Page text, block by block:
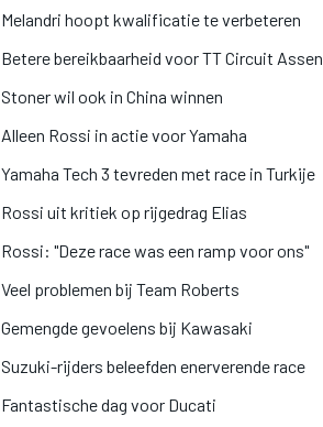
Melandri hoopt kwalificatie te verbeteren
Betere bereikbaarheid voor TT Circuit Assen
Stoner wil ook in China winnen
Alleen Rossi in actie voor Yamaha
Yamaha Tech 3 tevreden met race in Turkije
Rossi uit kritiek op rijgedrag Elias
Rossi: "Deze race was een ramp voor ons"
Veel problemen bij Team Roberts
Gemengde gevoelens bij Kawasaki
Suzuki-rijders beleefden enerverende race
Fantastische dag voor Ducati